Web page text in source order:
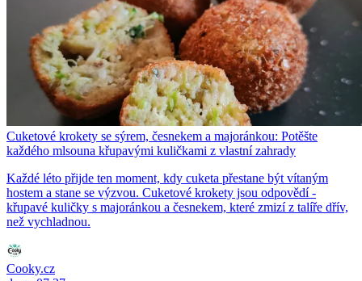
Cuketové krokety se sýrem, česnekem a majoránkou: Potěšte
každého mlsouna křupavými kuličkami z vlastní zahrady
Každé léto přijde ten moment, kdy cuketa přestane být vítaným
hostem a stane se výzvou. Cuketové krokety jsou odpovědí -
křupavé kuličky s majoránkou a česnekem, které zmizí z talíře dřív,
než vychladnou.
Cooky.cz